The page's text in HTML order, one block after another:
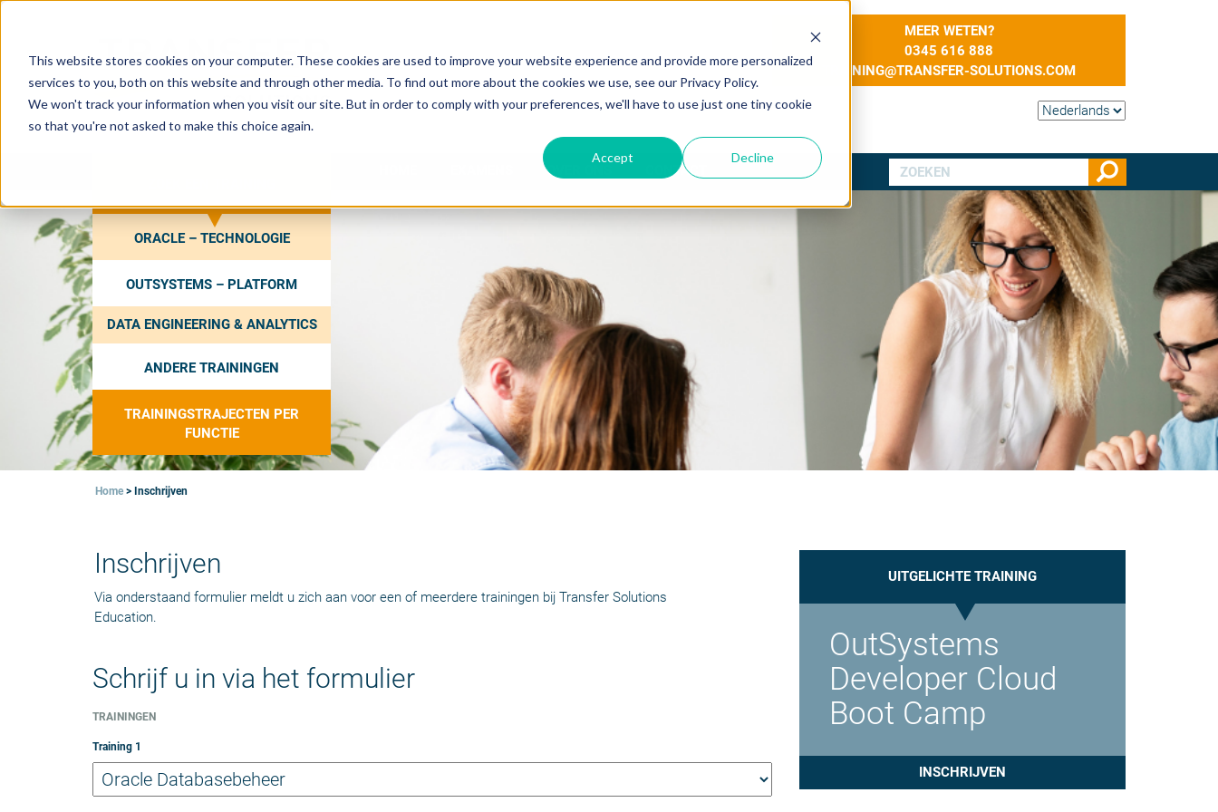
This website stores cookies on your computer. These cookies are used to improve your website experience and provide more personalized
services to you, both on this website and through other media. To find out more about the cookies we use, see our Privacy Policy.
We won't track your information when you visit our site. But in order to comply with your preferences, we'll have to use just one tiny cookie
so that you're not asked to make this choice again.
Accept Decline
MEER WETEN?
0345 616 888
TRAINING@TRANSFER-SOLUTIONS.COM
ORACLE – TECHNOLOGIE
OUTSYSTEMS – PLATFORM
DATA ENGINEERING & ANALYTICS
ANDERE TRAININGEN
TRAININGSTRAJECTEN PER
FUNCTIE
OVER ONS CONTACT
Home > Inschrijven
Inschrijven
Via onderstaand formulier meldt u zich aan voor een of meerdere trainingen bij Transfer Solutions
Education.
Schrijf u in via het formulier
TRAININGEN
Training 1
UITGELICHTE TRAINING
OutSystems
Developer Cloud
Boot Camp
INSCHRIJVEN